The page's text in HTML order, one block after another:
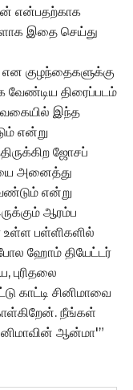
என்பதற்காக
இதை செய்து
என குழந்தைகளுக்கு
வேண்டிய திரைப்படம்
இந்த
என்று
ஜோசப்
அனைத்து
என்று
ஆரம்ப
உள்ள பள்ளிகளில்
ஹோம் தியேட்டர்
காட்டி சினிமாவை
நீங்கள்
ஆன்மா'”